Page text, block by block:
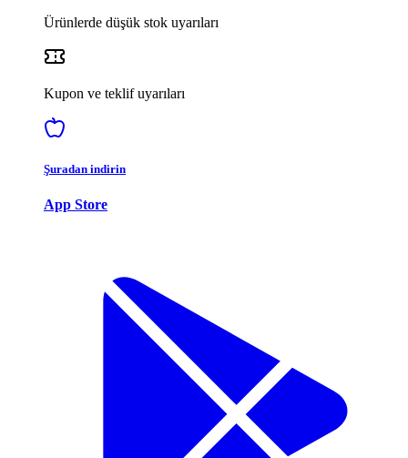
Ürünlerde düşük stok uyarıları
Kupon ve teklif uyarıları
Şuradan indirin
App Store